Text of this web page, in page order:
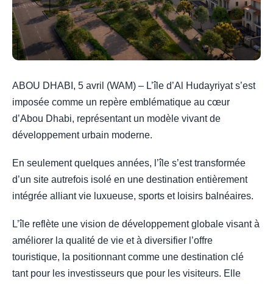
ABOU DHABI, 5 avril (WAM) – L’île d’Al Hudayriyat s’est
imposée comme un repère emblématique au cœur
d’Abou Dhabi, représentant un modèle vivant de
développement urbain moderne.
En seulement quelques années, l’île s’est transformée
d’un site autrefois isolé en une destination entièrement
intégrée alliant vie luxueuse, sports et loisirs balnéaires.
L’île reflète une vision de développement globale visant à
améliorer la qualité de vie et à diversifier l’offre
touristique, la positionnant comme une destination clé
tant pour les investisseurs que pour les visiteurs. Elle